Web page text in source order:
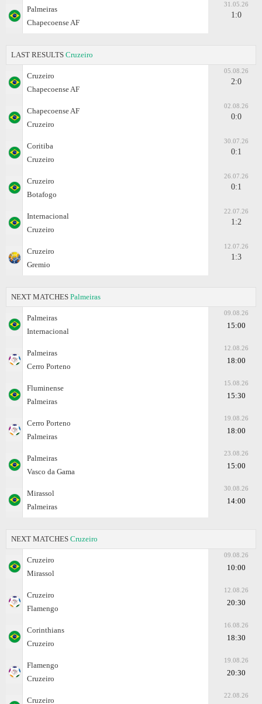
Palmeiras
Chapecoense AF
31.05.26
1:0
LAST RESULTS Cruzeiro
Cruzeiro
Chapecoense AF
05.08.26
2:0
Chapecoense AF
Cruzeiro
02.08.26
0:0
Coritiba
Cruzeiro
30.07.26
0:1
Cruzeiro
Botafogo
26.07.26
0:1
Internacional
Cruzeiro
22.07.26
1:2
Cruzeiro
Gremio
12.07.26
1:3
NEXT MATCHES Palmeiras
Palmeiras
Internacional
09.08.26
15:00
Palmeiras
Cerro Porteno
12.08.26
18:00
Fluminense
Palmeiras
15.08.26
15:30
Cerro Porteno
Palmeiras
19.08.26
18:00
Palmeiras
Vasco da Gama
23.08.26
15:00
Mirassol
Palmeiras
30.08.26
14:00
NEXT MATCHES Cruzeiro
Cruzeiro
Mirassol
09.08.26
10:00
Cruzeiro
Flamengo
12.08.26
20:30
Corinthians
Cruzeiro
16.08.26
18:30
Flamengo
Cruzeiro
19.08.26
20:30
Cruzeiro
22.08.26